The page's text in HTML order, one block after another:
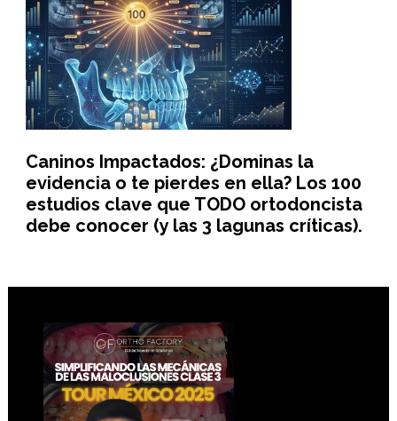
Caninos Impactados: ¿Dominas la
evidencia o te pierdes en ella? Los 100
estudios clave que TODO ortodoncista
debe conocer (y las 3 lagunas críticas).
Footer